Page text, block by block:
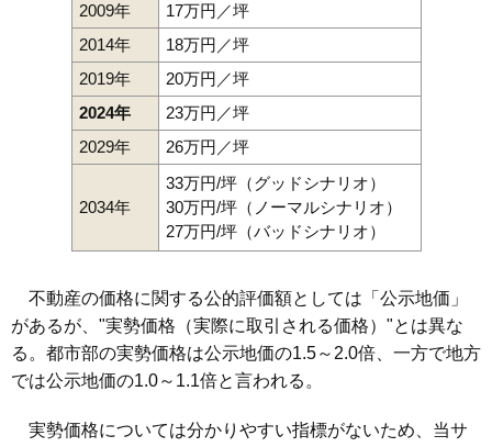
2009年
17万円／坪
2014年
18万円／坪
2019年
20万円／坪
2024年
23万円／坪
2029年
26万円／坪
2034年
33万円/坪（グッドシナリオ）
30万円/坪（ノーマルシナリオ）
27万円/坪（バッドシナリオ）
不動産の価格に関する公的評価額としては「公示地価」
があるが、"実勢価格（実際に取引される価格）"とは異な
る。都市部の実勢価格は公示地価の1.5～2.0倍、一方で地方
では公示地価の1.0～1.1倍と言われる。
実勢価格については分かりやすい指標がないため、当サ